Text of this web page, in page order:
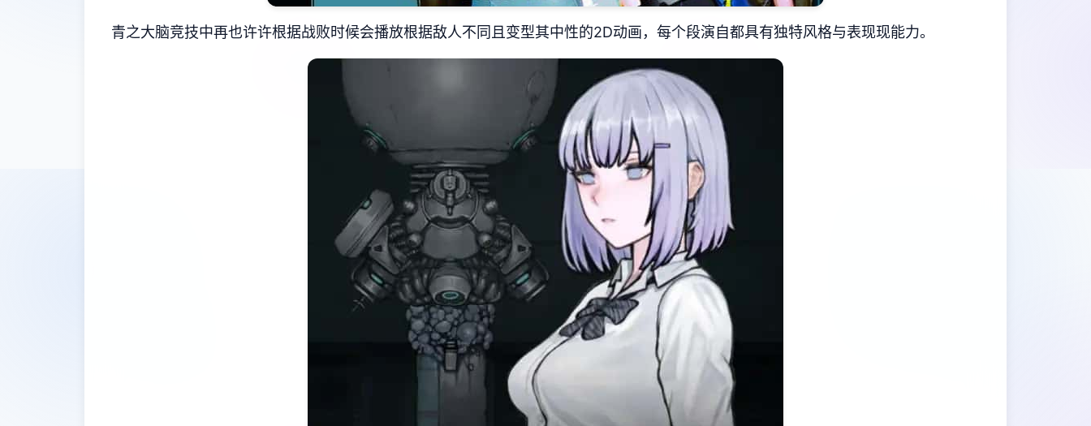
青之大脑竞技中再也许许根据战败时候会播放根据敌人不同且变型其中性的2D动画，每个段演自都具有独特风格与表现现能力。